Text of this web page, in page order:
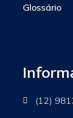
Glossário

(12)